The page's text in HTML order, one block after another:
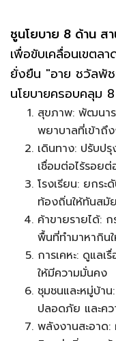
ชูนโยบาย 8 ด้าน ส
เพื่อขับเคลื่อนเขตล
ยั่งยืน "อาย ชวัลพั
นโยบายครอบคลุม
สุขภาพ: พัฒนาร
พยาบาลที่เข้าถึ
เดินทาง: ปรับป
เชื่อมต่อไร้รอยต่
โรงเรียน: ยกร
ท้องถิ่นให้ทันสมัย
ค้าขายรายได้:
พื้นที่ทำมาหากิน
การเคหะ: ดูแล
ให้มีความมั่นคง
ชุมชนและหมู่บ้า
ปลอดภัย และค
พลังงานสะอาด: